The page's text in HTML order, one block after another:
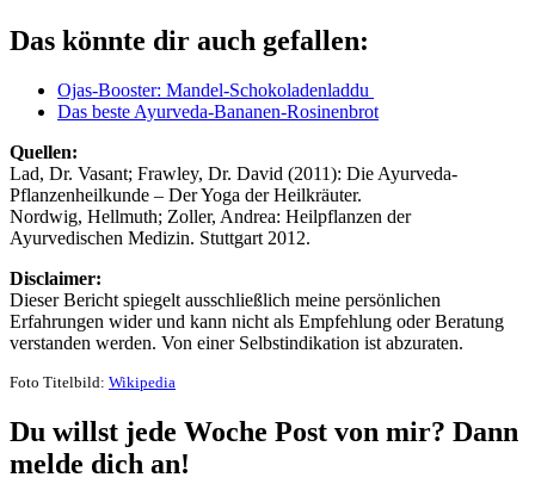
Das könnte dir auch gefallen:
Ojas-Booster: Mandel-Schokoladenladdu
Das beste Ayurveda-Bananen-Rosinenbrot
Quellen:
Lad, Dr. Vasant; Frawley, Dr. David (2011): Die Ayurveda-
Pflanzenheilkunde – Der Yoga der Heilkräuter.
Nordwig, Hellmuth; Zoller, Andrea: Heilpflanzen der
Ayurvedischen Medizin. Stuttgart 2012.
Disclaimer:
Dieser Bericht spiegelt ausschließlich meine persönlichen
Erfahrungen wider und kann nicht als Empfehlung oder Beratung
verstanden werden. Von einer Selbstindikation ist abzuraten.
Foto Titelbild: Wikipedia
Du willst jede Woche Post von mir? Dann
melde dich an!